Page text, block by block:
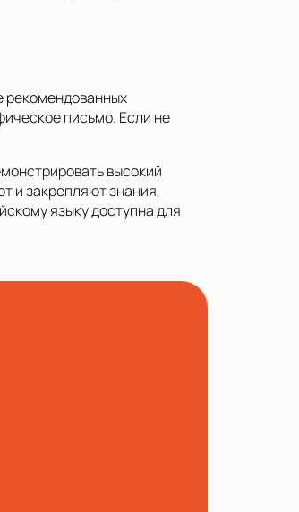
рекомендованных
письмо. Если не
высокий
и закрепляют знания,
языку доступна для